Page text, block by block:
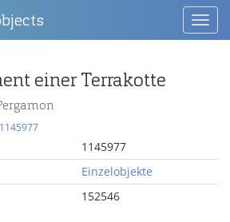
einer Terrakotte
1145977
Einzelobjekte
152546